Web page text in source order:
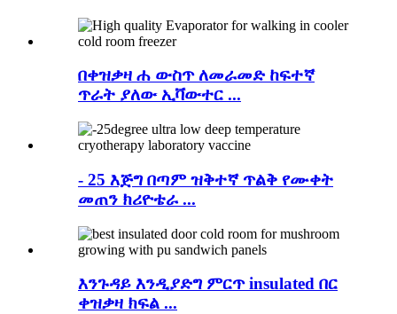
በቀዝቃዛ ሐ ውስጥ ለመራመድ ከፍተኛ
ጥራት ያለው ኢቫውተር ...
- 25 እጅግ በጣም ዝቅተኛ ጥልቅ የሙቀት
መጠን ክሪዮቴራ ...
እንጉዳይ እንዲያድግ ምርጥ insulated በር
ቀዝቃዛ ክፍል ...